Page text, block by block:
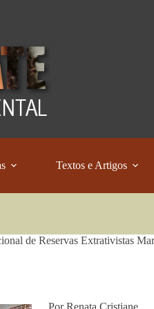
Textos e Artigos
de Reservas Extrativistas
Por Renata Cristiane